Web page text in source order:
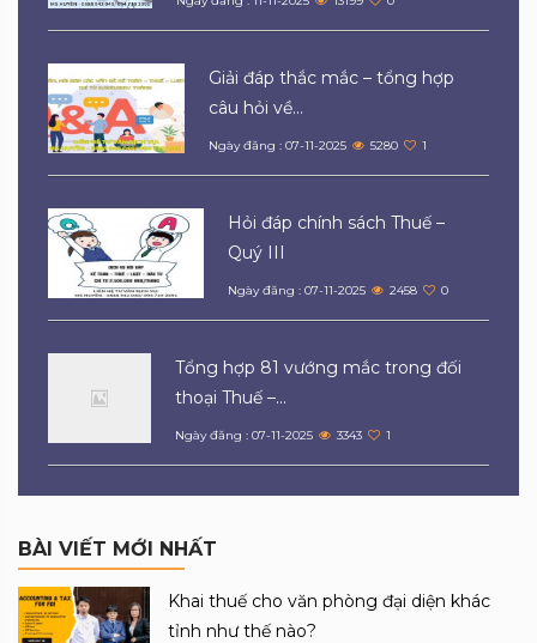
Giải đáp thắc mắc – tổng hợp
câu hỏi về...
Ngày đăng : 07-11-2025 5280 1
Hỏi đáp chính sách Thuế –
Quý III
Ngày đăng : 07-11-2025 2458 0
Tổng hợp 81 vướng mắc trong đối
thoại Thuế –...
Ngày đăng : 07-11-2025 3343 1
BÀI VIẾT MỚI NHẤT
Khai thuế cho văn phòng đại diện khác
tỉnh như thế nào?